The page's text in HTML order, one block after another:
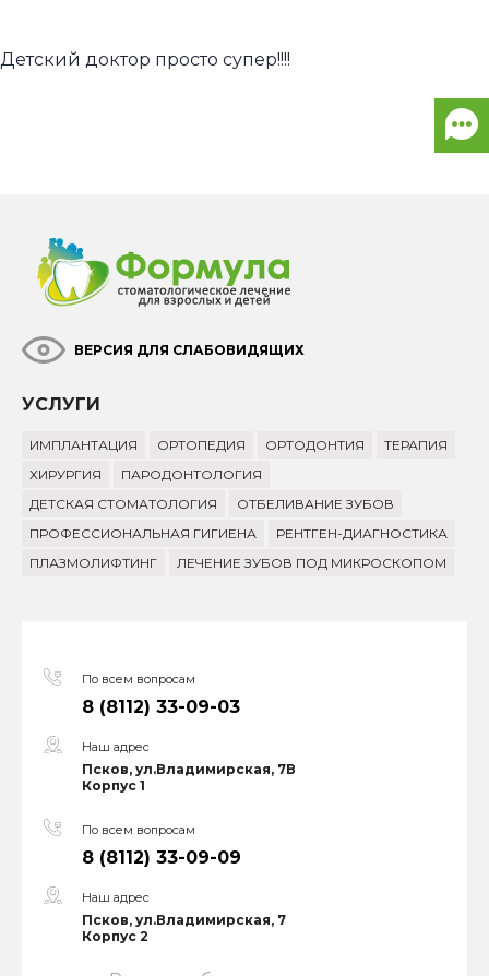
Детский доктор просто супер!!!!
ВЕРСИЯ ДЛЯ СЛАБОВИДЯЩИХ
УСЛУГИ
ИМПЛАНТАЦИЯ ОРТОПЕДИЯ ОРТОДОНТИЯ
ТЕРАПИЯ
ХИРУРГИЯ
ПАРОДОНТОЛОГИЯ
ДЕТСКАЯ СТОМАТОЛОГИЯ
ОТБЕЛИВАНИЕ ЗУБОВ
ПРОФЕССИОНАЛЬНАЯ ГИГИЕНА
РЕНТГЕН-ДИАГНОСТИКА
ПЛАЗМОЛИФТИНГ
ЛЕЧЕНИЕ ЗУБОВ ПОД МИКРОСКОПОМ
По всем вопросам
8 (8112) 33-09-03
Наш адрес
Псков, ул.Владимирская, 7В
Корпус 1
По всем вопросам
8 (8112) 33-09-09
Наш адрес
Псков, ул.Владимирская, 7
Корпус 2